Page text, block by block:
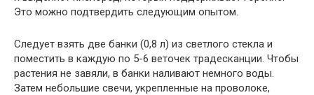
Это можно подтвердить следующим опытом.
Следует взять две банки (0,8 л) из светлого стекла и
поместить в каждую по 5-6 веточек традесканции. Чтобы
растения не завяли, в банки наливают немного воды.
Затем небольшие свечи, укрепленные на проволоке,